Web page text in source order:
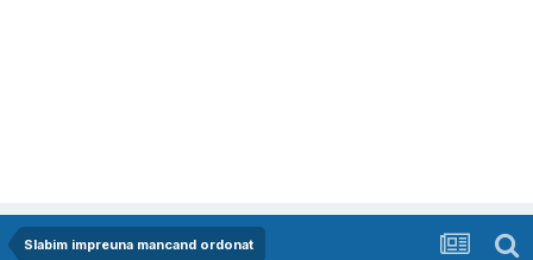
Slabim impreuna mancand ordonat